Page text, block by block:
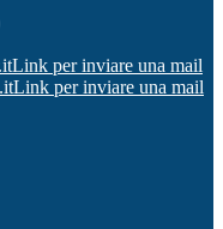
Link per inviare una mail
Link per inviare una mail